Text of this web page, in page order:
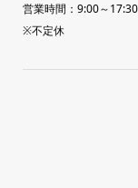
営業時間：9:00～17:30
※不定休